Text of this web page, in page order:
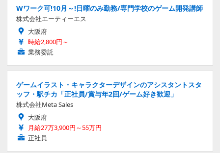
Wワーク可!10月～!日曜のみ勤務/専門学校のゲーム開発講師
株式会社エーティーエス
大阪府
時給2,800円～
業務委託
ゲームイラスト・キャラクターデザインのアシスタントスタ
ッフ・駅チカ「正社員/賞与年2回/ゲーム好き歓迎」
株式会社Meta Sales
大阪府
月給27万3,900円～55万円
正社員